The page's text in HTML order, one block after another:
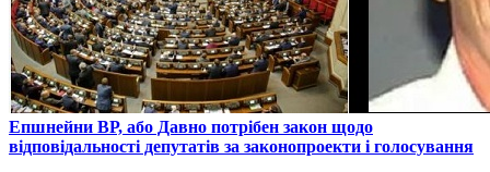
​Епшнейни ВР, або Давно потрібен закон щодо
відповідальності депутатів за законопроекти і голосування